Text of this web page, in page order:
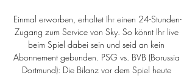
Einmal erworben, erhaltet Ihr einen 24-Stunden-
Zugang zum Service von Sky. So könnt Ihr live
beim Spiel dabei sein und seid an kein
Abonnement gebunden. PSG vs. BVB (Borussia
Dortmund): Die Bilanz vor dem Spiel heute